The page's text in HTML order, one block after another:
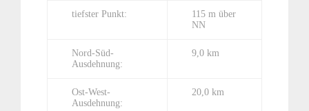
tiefster Punkt:
115 m über
NN
Nord-Süd-
Ausdehnung:
9,0 km
Ost-West-
Ausdehnung:
20,0 km